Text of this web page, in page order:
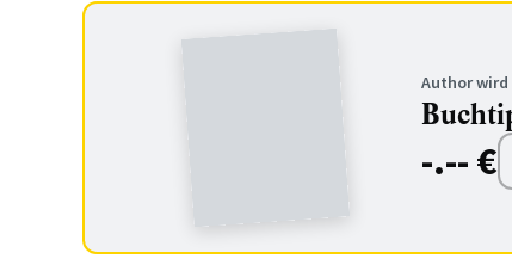
Author wird
-.-- €